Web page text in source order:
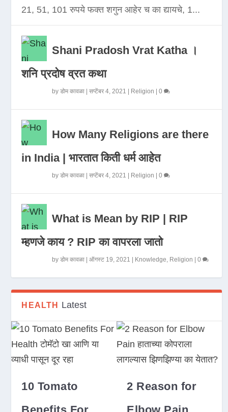
21, 51, 101 रुपये फक्त शगुन आहेर च का द्यायचे, 1...
Shani Pradosh Vrat Katha ।
शनि प्रदोष व्रत कथा
byडोम कावळा |सप्टेंबर 4, 2021 Religion |0
How Many Religions are there
in India | भारतात किती धर्म आहेत
byडोम कावळा |सप्टेंबर 4, 2021 Religion |0
What is Mean by RIP | RIP
म्हणजे काय ? RIP का वापरला जातो
byडोम कावळा |ऑगस्ट 19, 2021 Knowledge, Religion |0
HEALTH Latest
10 Tomato
2 Reason for